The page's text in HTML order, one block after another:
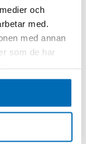
och
med.
med annan
som de har